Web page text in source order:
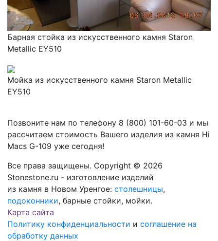
Барная стойка из искусственного камня Staron
Metallic EY510
Мойка из искусственного камня Staron Metallic
EY510
Позвоните нам по телефону 8 (800) 101-60-03 и мы
рассчитаем стоимость Вашего изделия из камня Hi
Macs G-109 уже сегодня!
Все права защищены. Copyright © 2026
Stonestone.ru - изготовление изделий
из камня в Новом Уренгое: столешницы,
подоконники, барные стойки, мойки.
Карта сайта
Политику конфиденциальности и соглашение на
обработку данных